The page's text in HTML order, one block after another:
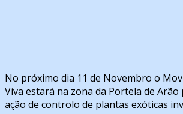
No próximo dia 11 de Novembro o
Viva estará na zona da Portela de Arão
ação de controlo de plantas exóticas